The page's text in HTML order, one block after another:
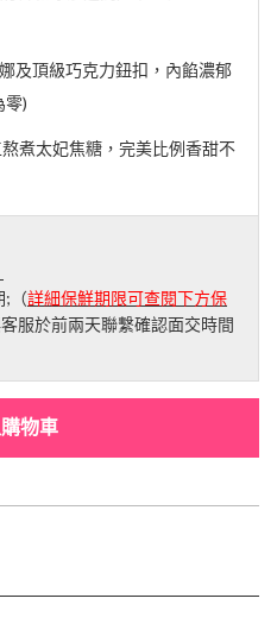
及頂級巧克力鈕扣，內餡濃郁
零)
煮太妃焦糖，完美比例香甜不
;（詳細保鮮期限可查閱下方保
服於前兩天聯繫確認面交時間
物車